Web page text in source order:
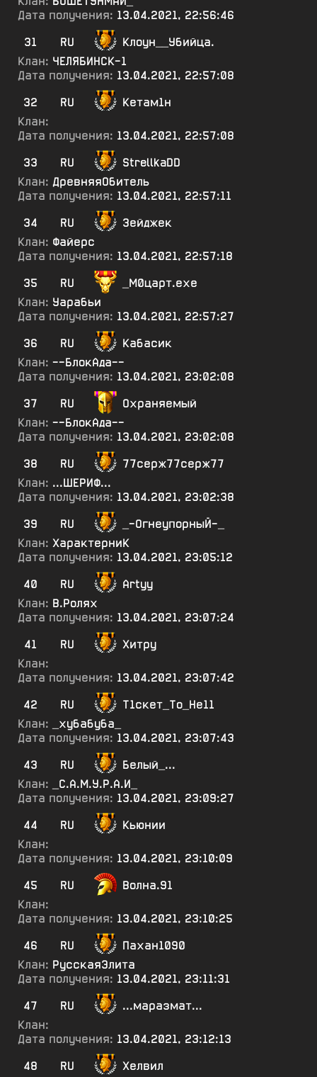
Дата получения: 13.04.2021, 22:56:46
31
RU
Клоун__Убийца.
Клан: ЧЕЛЯБИНСК-1
Дата получения: 13.04.2021, 22:57:08
32
RU
Кетам1н
Клан:
Дата получения: 13.04.2021, 22:57:08
33
RU
StrellkaDD
Клан: ДревняяОбитель
Дата получения: 13.04.2021, 22:57:11
34
RU
Зейджек
Клан: Файерс
Дата получения: 13.04.2021, 22:57:18
35
RU
_М0царт.ехе
Клан: Уарабьи
Дата получения: 13.04.2021, 22:57:27
36
RU
Кабасик
Клан: --БлокАда--
Дата получения: 13.04.2021, 23:02:08
37
RU
Охраняемый
Клан: --БлокАда--
Дата получения: 13.04.2021, 23:02:08
38
RU
77серж77серж77
Клан: ...ШЕРИФ...
Дата получения: 13.04.2021, 23:02:38
39
RU
_-ОгнеупорныЙ-_
Клан: ХарактерниК
Дата получения: 13.04.2021, 23:05:12
40
RU
Artyy
Клан: В.Ролях
Дата получения: 13.04.2021, 23:07:24
41
RU
Хитру
Клан:
Дата получения: 13.04.2021, 23:07:42
42
RU
Т1скет_То_Не11
Клан:
_хубабуба_
Дата получения: 13.04.2021, 23:07:43
43
RU
Белый_...
Клан:
_С.А.М.У.Р.А.И_
Дата получения: 13.04.2021, 23:09:27
44
RU
Кьюнии
Клан:
Дата получения: 13.04.2021, 23:10:09
45
RU
Волна.91
Клан:
Дата получения: 13.04.2021, 23:10:25
46
RU
Пахан1090
Клан: РусскаяЭлита
Дата получения: 13.04.2021, 23:11:31
47
RU
...маразмат...
Клан:
Дата получения: 13.04.2021, 23:12:13
48
RU
Хелвил